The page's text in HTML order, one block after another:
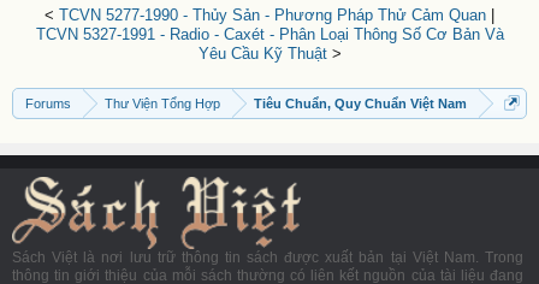
< TCVN 5277-1990 - Thủy Sản - Phương Pháp Thử Cảm Quan
TCVN 5327-1991 - Radio - Caxét - Phân Loại Thông Số Cơ Bản Và
Yêu Cầu Kỹ Thuật>
Forums Thư Viện Tổng Hợp Tiêu Chuẩn, Quy Chuẩn Việt Nam
Sách Việt là nơi lưu trữ thông tin sách được xuất bản tại Việt Nam. Trong
thông tin giới thiệu của mỗi sách thường có liên kết nguồn của tài liệu đang